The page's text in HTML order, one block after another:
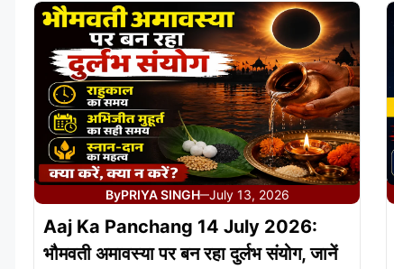
ByPRIYA SINGH—July 13, 2026
Aaj Ka Panchang 14 July 2026:
भौमवती अमावस्या पर बन रहा दुर्लभ संयोग, जानें